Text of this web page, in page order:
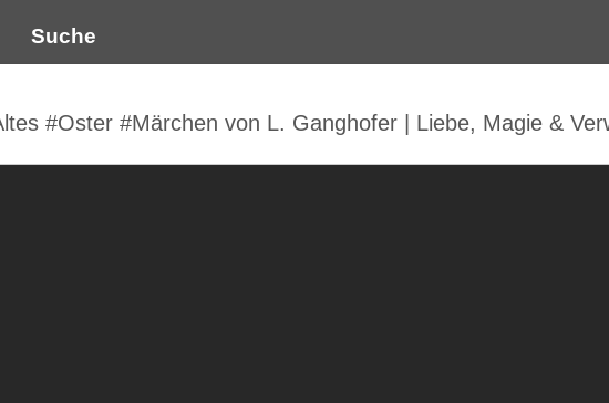
Suche
#Oster #Märchen von L. Ganghofer | Liebe, Magie &